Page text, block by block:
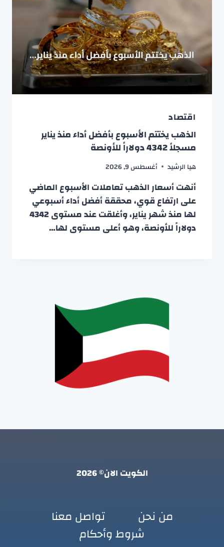
اقتصاد
الذهب يختتم الأسبوع بأفضل أداء منذ يناير
مسجلاً 4342 دولاراً للأونصة
هيا الرشيد أغسطس 9, 2026
أنهت أسعار الذهب تعاملات الأسبوع الماضي
على ارتفاع قوي، محققة أفضل أداء أسبوعي
لها منذ شهر يناير، وأغلقت عند مستوى 4342
دولاراً للأونصة، وهو أعلى مستوى لها…
الكويت الان© 2026
من نحن
تواصل معنا
شروط وأحكام